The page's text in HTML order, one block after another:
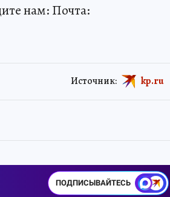
нам: Почта:
Источник: kp.ru
ПОДПИСЫВАЙТЕСЬ